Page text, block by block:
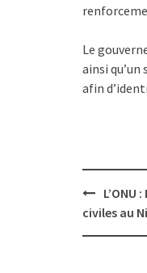
Le
ainsi
afin
Post
navigation
civiles au